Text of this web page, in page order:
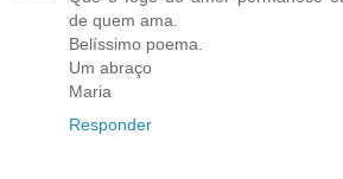
de quem ama.
Belíssimo poema.
Um abraço
Maria
Responder